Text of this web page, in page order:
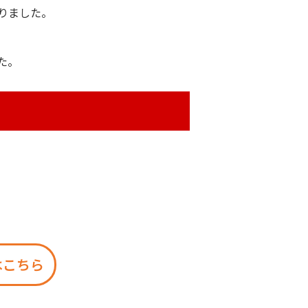
した。
ちら